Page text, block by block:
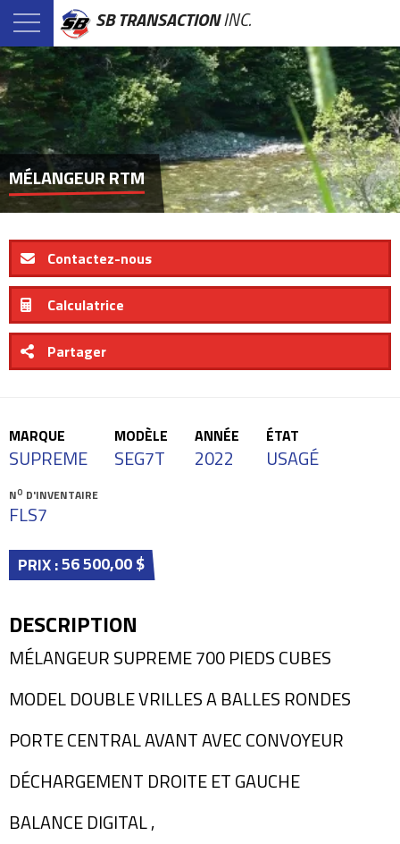
SB TRANSACTIONINC.
MÉLANGEUR RTM
Contactez-nous
Calculatrice
Partager
MARQUE
SUPREME
MODÈLE
SEG7T
ANNÉE
2022
ÉTAT
USAGÉ
NO D'INVENTAIRE
FLS7
PRIX :56 500,00 $
DESCRIPTION
MÉLANGEUR SUPREME 700 PIEDS CUBES
MODEL DOUBLE VRILLES A BALLES RONDES
PORTE CENTRAL AVANT AVEC CONVOYEUR
DÉCHARGEMENT DROITE ET GAUCHE
BALANCE DIGITAL ,